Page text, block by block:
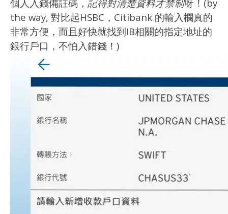
個人入錢備註碼， 記得對清楚資料才禁制呀！(by
the way, 對比起HSBC，Citibank 的輸入欄真的
非常方便，而且好快就找到IB相關的指定地址的
銀行戶口，不怕入錯錢！)